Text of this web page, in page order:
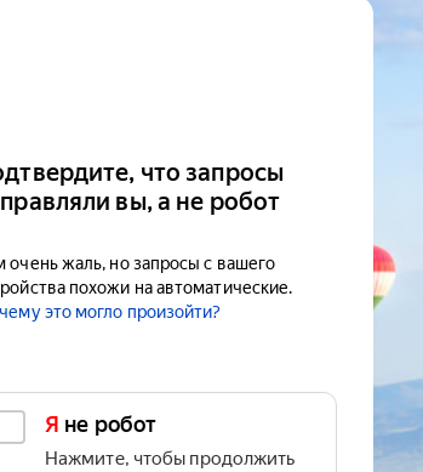
что запросы
вы, а не робот
очень жаль, но запросы с вашего
похожи на автоматические.
это могло произойти?
Я не робот
Нажмите, чтобы продолжить